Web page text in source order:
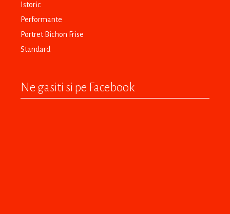
Istoric
Performante
Portret Bichon Frise
Standard
Ne gasiti si pe Facebook